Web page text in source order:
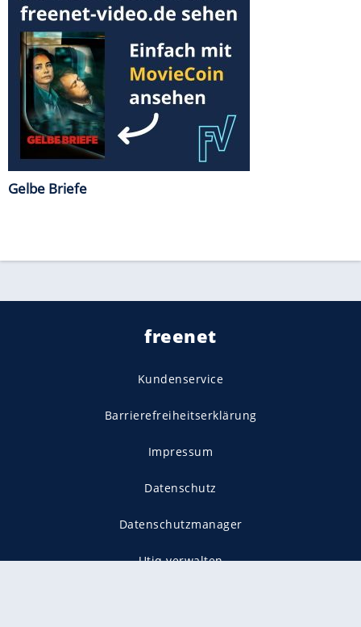
Gelbe Briefe
freenet
Kundenservice
Barrierefreiheitserklärung
Impressum
Datenschutz
Datenschutzmanager
Utiq verwalten